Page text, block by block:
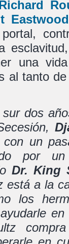
Eastwood
una
al tanto
dos
un
por un
Dr. King
está a la
los